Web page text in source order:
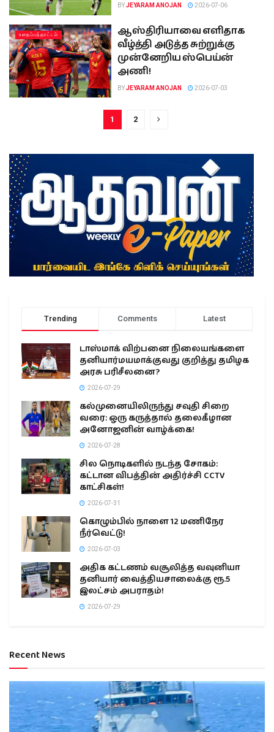
BYJEYARAM ANOJAN 2026-07-06
உதைப்பந்தாட்டம்
ஆஸ்திரியாவை எளிதாக
வீழ்த்தி அடுத்த சுற்றுக்கு
முன்னேறிய ஸ்பெய்ன்
அணி!
BYJEYARAM ANOJAN 2026-07-03
1 2
Trending Comments Latest
டாஸ்மாக் விற்பனை நிலையங்களை
தனியார்மயமாக்குவது குறித்து தமிழக
அரசு பரிசீலனை?
2026-07-29
கல்முனையிலிருந்து சவுதி சிறை
வரை: ஒரு கருத்தால் தலைகீழான
அனோஜனின் வாழ்க்கை!
2026-07-28
சில நொடிகளில் நடந்த சோகம்:
கட்டான விபத்தின் அதிர்ச்சி CCTV
காட்சிகள்!
2026-07-31
கொழும்பில் நாளை 12 மணிநேர
நீர்வெட்டு!
2026-07-03
அதிக கட்டணம் வசூலித்த வவுனியா
தனியார் வைத்தியசாலைக்கு ரூ.5
இலட்சம் அபராதம்!
2026-07-29
Recent News